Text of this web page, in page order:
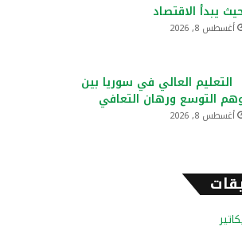
يبدأ الاقتصاد
أغسطس 8, 2026
التعليم العالي في سوريا بين
التوسع ورهان التعافي
أغسطس 8, 2026